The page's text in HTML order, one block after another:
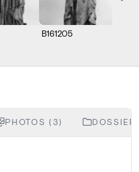
B161205
PHOTOS (3)